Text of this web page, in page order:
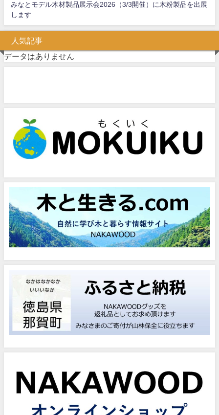
みなとモデル木材製品展示会2026（3/3開催）に木粉製品を出展
します
人気記事
データはありません